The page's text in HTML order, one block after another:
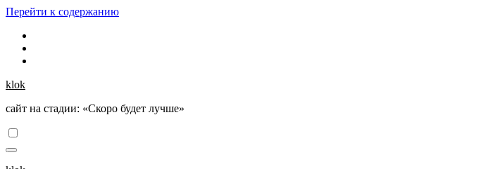
Перейти к содержанию
klok
сайт на стадии: «Скоро будет лучше»